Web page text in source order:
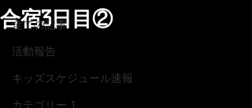
全ての記事
活動報告
キッズスケジュール速報
カテゴリー 1
合宿3日目②